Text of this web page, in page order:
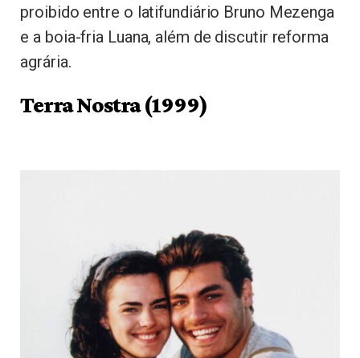
proibido entre o latifundiário Bruno Mezenga
e a boia-fria Luana, além de discutir reforma
agrária.
Terra Nostra (1999)